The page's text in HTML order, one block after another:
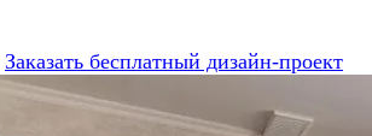
Заказать бесплатный дизайн-проект